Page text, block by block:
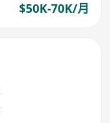
$50K-70K/月